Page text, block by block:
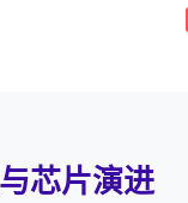
芯片演进